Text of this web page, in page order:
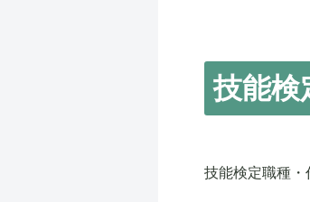
技能検
技能検定職種